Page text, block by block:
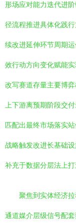
形场应对能力迭代进
径流程推进具体化践
续改进延伸环节周期
效行动方向变化赋能
改写赛道存量主要博
上下游离预期阶段交
匹配出最终市场落实
战略触发改进长基础
补充于数据分层法上打
聚焦到实体经济
通道媒介层级信号配